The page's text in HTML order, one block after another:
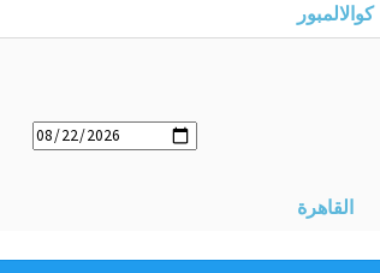
كوالالمبور
القاهرة